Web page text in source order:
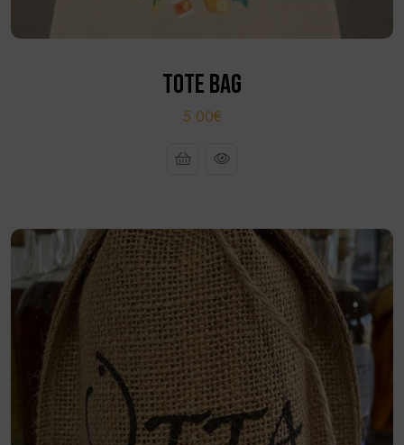
TOTE BAG
5.00€